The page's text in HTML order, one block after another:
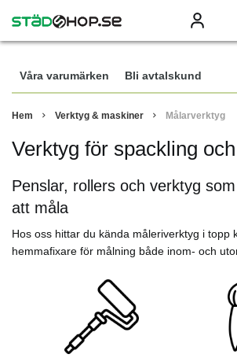
Våra varumärken Bli avtalskund
Hem Verktyg & maskiner Målarverktyg
Verktyg för spackling
Penslar, rollers och verktyg
att måla
Hos oss hittar du kända måleriverktyg i topp
hemmafixare för målning både inom- och